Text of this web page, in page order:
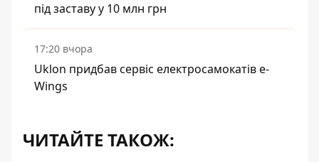
під заставу у 10 млн грн
17:20 вчора
Uklon придбав сервіс електросамокатів e-
Wings
ЧИТАЙТЕ ТАКОЖ: